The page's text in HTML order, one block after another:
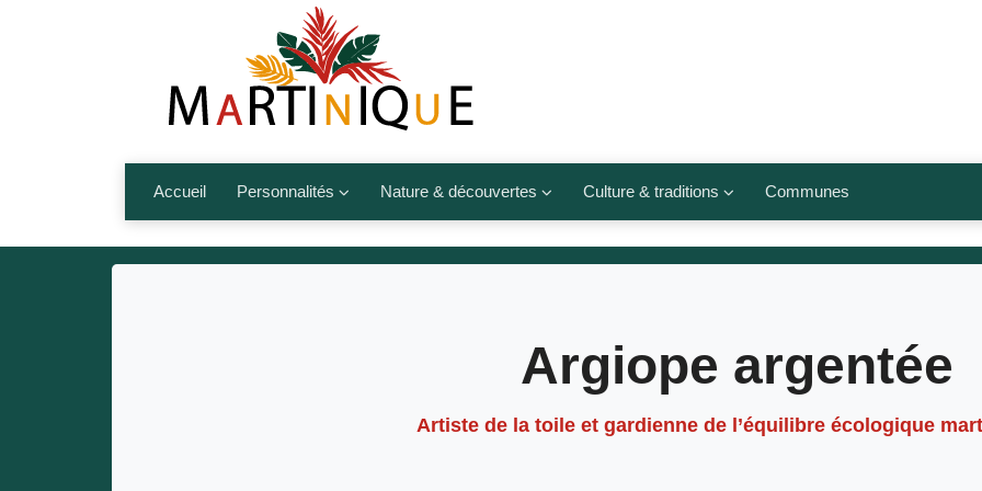
Accueil Personnalités
Artistes
Nature & découvertes
Fleurs, fruits, légumes
Montagnes et rivières
Culture & traditions
Culte et religions
populaires
Communes
Argiope argentée
Artiste de la toile et gardienne de l’équilibre écologique